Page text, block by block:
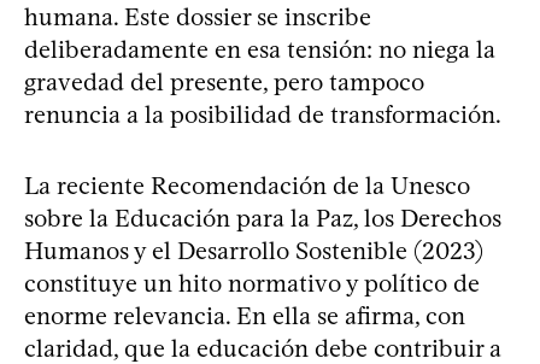
humana. Este dossier se inscribe
deliberadamente en esa tensión: no niega la
gravedad del presente, pero tampoco
renuncia a la posibilidad de transformación.
La reciente Recomendación de la Unesco
sobre la Educación para la Paz, los Derechos
Humanos y el Desarrollo Sostenible (2023)
constituye un hito normativo y político de
enorme relevancia. En ella se afirma, con
claridad, que la educación debe contribuir a